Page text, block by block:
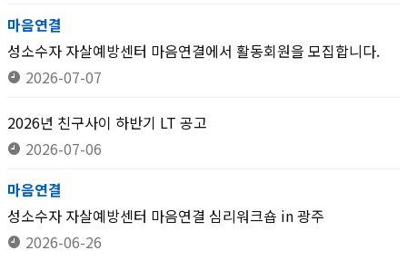
마음연결
성소수자 자살예방센터 마음연결에서 활동회원을 모집합니다.
2026-07-07
2026년 친구사이 하반기 LT 공고
2026-07-06
마음연결
성소수자 자살예방센터 마음연결 심리워크숍 in 광주
2026-06-26